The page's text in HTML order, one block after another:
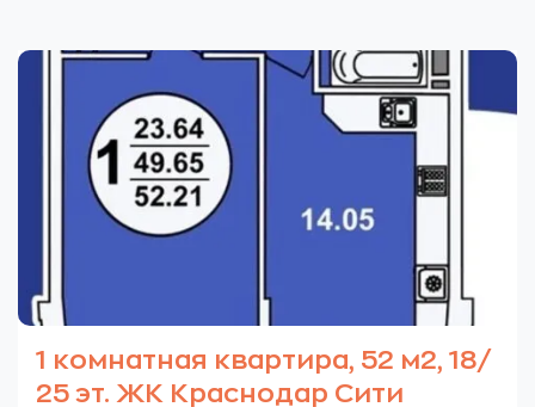
1 комнатная квартира, 52 м2, 18/
25 эт. ЖК Краснодар Сити